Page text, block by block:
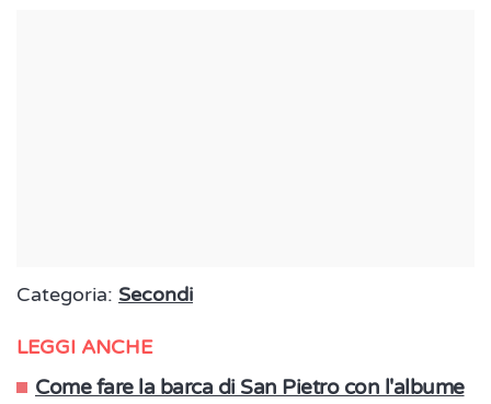
Categoria: Secondi
LEGGI ANCHE
Come fare la barca di San Pietro con l'albume